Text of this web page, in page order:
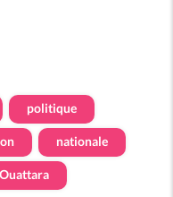
politique
nationale
Ouattara